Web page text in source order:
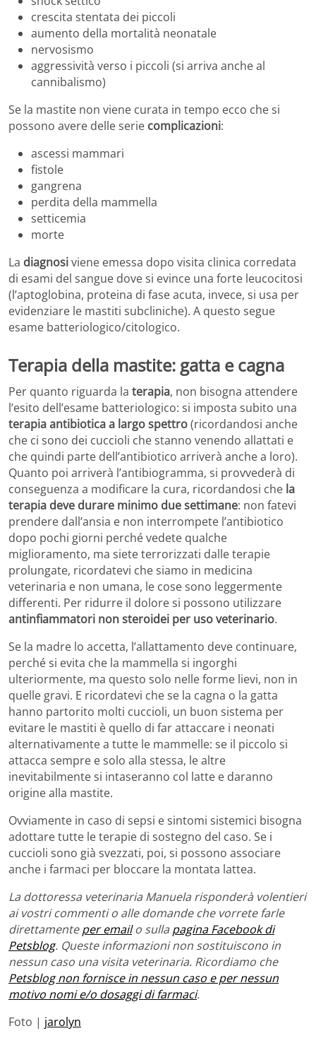
crescita stentata dei piccoli
aumento della mortalità neonatale
nervosismo
aggressività verso i piccoli (si arriva anche al
cannibalismo)
Se la mastite non viene curata in tempo ecco che si
possono avere delle serie complicazioni:
ascessi mammari
fistole
gangrena
perdita della mammella
setticemia
morte
La diagnosiviene emessa dopo visita clinica corredata
di esami del sangue dove si evince una forte leucocitosi
(l’aptoglobina, proteina di fase acuta, invece, si usa per
evidenziare le mastiti subcliniche). A questo segue
esame batteriologico/citologico.
Terapia della mastite: gatta e cagna
Per quanto riguarda la terapia, non bisogna attendere
l’esito dell’esame batteriologico: si imposta subito una
terapia antibiotica a largo spettro(ricordandosi anche
che ci sono dei cuccioli che stanno venendo allattati e
che quindi parte dell’antibiotico arriverà anche a loro).
Quanto poi arriverà l’antibiogramma, si provvederà di
conseguenza a modificare la cura, ricordandosi che la
terapia deve durare minimo due settimane: non fatevi
prendere dall’ansia e non interrompete l’antibiotico
dopo pochi giorni perché vedete qualche
miglioramento, ma siete terrorizzati dalle terapie
prolungate, ricordatevi che siamo in medicina
veterinaria e non umana, le cose sono leggermente
differenti. Per ridurre il dolore si possono utilizzare
antinfiammatori non steroidei per uso veterinario.
Se la madre lo accetta, l’allattamento deve continuare,
perché si evita che la mammella si ingorghi
ulteriormente, ma questo solo nelle forme lievi, non in
quelle gravi. E ricordatevi che se la cagna o la gatta
hanno partorito molti cuccioli, un buon sistema per
evitare le mastiti è quello di far attaccare i neonati
alternativamente a tutte le mammelle: se il piccolo si
attacca sempre e solo alla stessa, le altre
inevitabilmente si intaseranno col latte e daranno
origine alla mastite.
Ovviamente in caso di sepsi e sintomi sistemici bisogna
adottare tutte le terapie di sostegno del caso. Se i
cuccioli sono già svezzati, poi, si possono associare
anche i farmaci per bloccare la montata lattea.
La dottoressa veterinaria Manuela risponderà volentieri
ai vostri commenti o alle domande che vorrete farle
direttamenteper emailo sulla pagina Facebook di
Petsblog. Queste informazioni non sostituiscono in
nessun caso una visita veterinaria. Ricordiamo che
Petsblog non fornisce in nessun caso e per nessun
motivo nomi e/o dosaggi di farmaci.
Foto | jarolyn